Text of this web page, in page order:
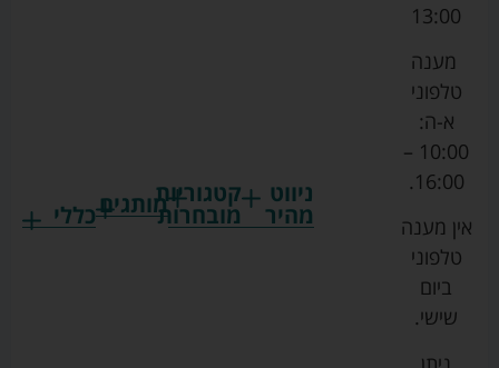
ניווט
מהיר
קטגוריות
מובחרותמותגים
גרקו
כללי
13:00
מענה
טלפוני
א-ה:
10:00 –
16:00.
אין מענה
טלפוני
ביום
שישי.